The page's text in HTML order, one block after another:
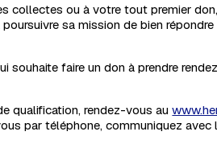
collectes ou à votre tout premier
sa mission de bien
souhaite faire un don à prendre
qualification, rendez-vous au
par téléphone, communiquez